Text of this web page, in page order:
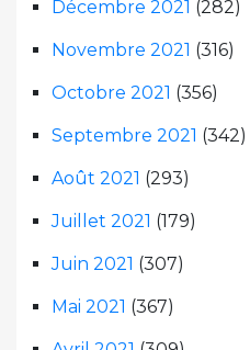
Décembre 2021 (282)
Novembre 2021 (316)
Octobre 2021 (356)
Septembre 2021 (342)
Août 2021 (293)
Juillet 2021 (179)
Juin 2021 (307)
Mai 2021 (367)